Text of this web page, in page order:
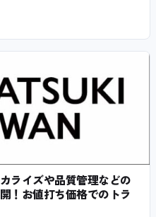
ライズや品質管理などの
！お値打ち価格でのトラ